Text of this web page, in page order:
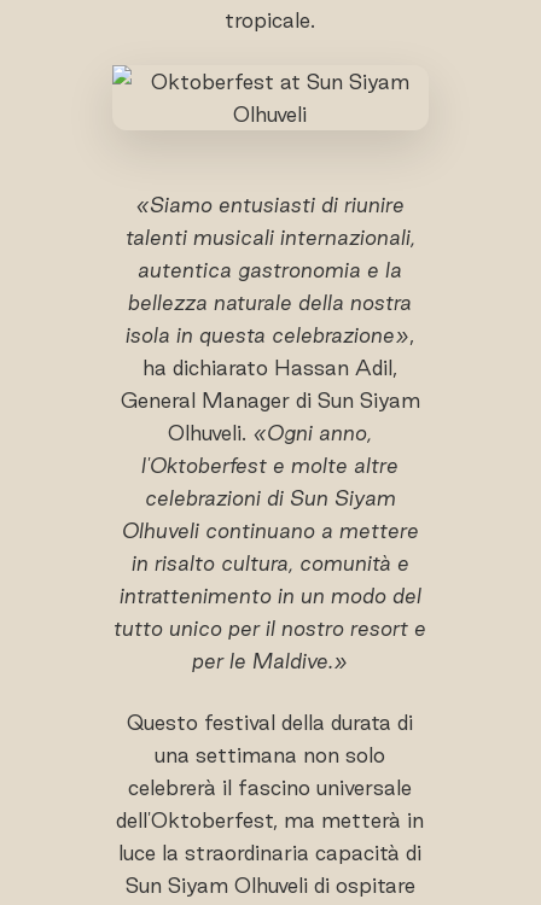
tropicale.
«Siamo entusiasti di riunire
talenti musicali internazionali,
autentica gastronomia e la
bellezza naturale della nostra
isola in questa celebrazione»,
ha dichiarato Hassan Adil,
General Manager di Sun Siyam
Olhuveli. «Ogni anno,
l'Oktoberfest e molte altre
celebrazioni di Sun Siyam
Olhuveli continuano a mettere
in risalto cultura, comunità e
intrattenimento in un modo del
tutto unico per il nostro resort e
per le Maldive.»
Questo festival della durata di
una settimana non solo
celebrerà il fascino universale
dell'Oktoberfest, ma metterà in
luce la straordinaria capacità di
Sun Siyam Olhuveli di ospitare